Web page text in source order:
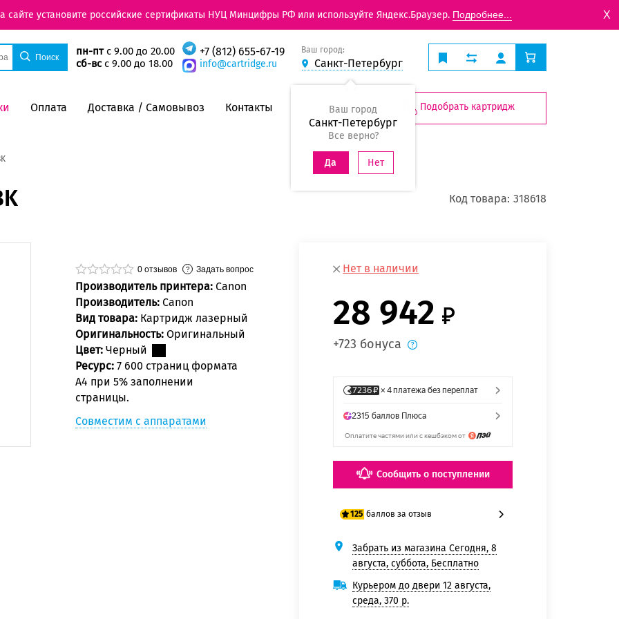
сайте установите российские сертификаты НУЦ Минцифры РФ или используйте Яндекс.Браузер. Подробнее... X
пн-птс 9.00 до 20.00
сб-всс 9.00 до 18.00
+7 (812) 655-67-19
info@cartridge.ru
Ваш город:
Санкт-Петербург
Ваш город
Санкт-Петербург
Все верно?
Да Нет
Оплата Доставка / Самовывоз Контакты Подобрать картридж
Код товара: 318618
0 отзывов Задать вопрос
Производитель принтера: Canon
Производитель: Canon
Вид товара: Картридж лазерный
Оригинальность: Оригинальный
Цвет: Черный
Ресурс: 7 600 страниц формата
A4 при 5% заполнении
страницы.
Совместим с аппаратами
Нет в наличии
28 942
+723 бонуса
Сообщить о поступлении
125 баллов за отзыв
100 баллов
125 баллов
Забрать из магазина Сегодня, 8
августа, суббота, Бесплатно
Курьером до двери 12 августа,
среда, 370 р.